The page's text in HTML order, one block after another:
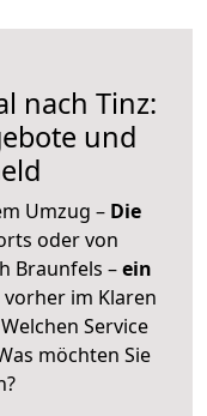
nach Tinz:
und
Umzug – Die
oder von
Braunfels –ein
im Klaren
Service
möchten Sie